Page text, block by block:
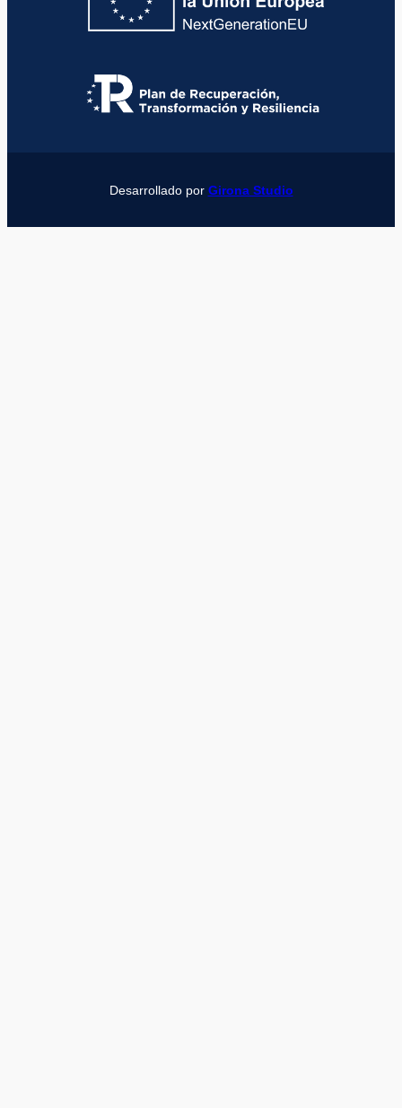
Desarrollado por Girona Studio